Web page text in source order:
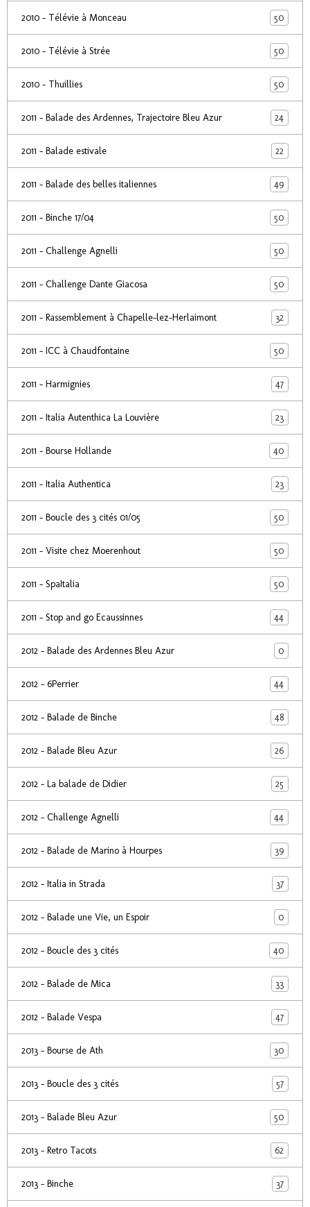
2010 - Télévie à Monceau 50
2010 - Télévie à Strée 50
2010 - Thuillies 50
2011 - Balade des Ardennes, Trajectoire Bleu Azur 24
2011 - Balade estivale 22
2011 - Balade des belles italiennes 49
2011 - Binche 17/04 50
2011 - Challenge Agnelli 50
2011 - Challenge Dante Giacosa 50
2011 - Rassemblement à Chapelle-lez-Herlaimont 32
2011 - ICC à Chaudfontaine 50
2011 - Harmignies 47
2011 - Italia Autenthica La Louvière 23
2011 - Bourse Hollande 40
2011 - Italia Authentica 23
2011 - Boucle des 3 cités 01/05 50
2011 - Visite chez Moerenhout 50
2011 - SpaItalia 50
2011 - Stop and go Ecaussinnes 44
2012 - Balade des Ardennes Bleu Azur 0
2012 - 6Perrier 44
2012 - Balade de Binche 48
2012 - Balade Bleu Azur 26
2012 - La balade de Didier 25
2012 - Challenge Agnelli 44
2012 - Balade de Marino à Hourpes 39
2012 - Italia in Strada 37
2012 - Balade une Vie, un Espoir 0
2012 - Boucle des 3 cités 40
2012 - Balade de Mica 33
2012 - Balade Vespa 47
2013 - Bourse de Ath 30
2013 - Boucle des 3 cités 57
2013 - Balade Bleu Azur 50
2013 - Retro Tacots 62
2013 - Binche 37